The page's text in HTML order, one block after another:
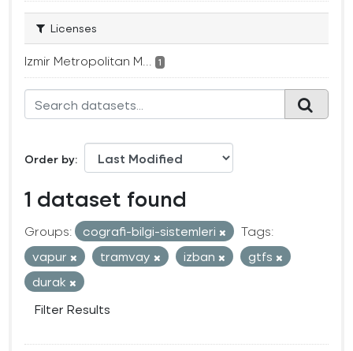
Licenses
Izmir Metropolitan M... 1
Order by
1 dataset found
Groups: cografi-bilgi-sistemleri
Tags:
vapur
tramvay izban
gtfs
durak
Filter Results